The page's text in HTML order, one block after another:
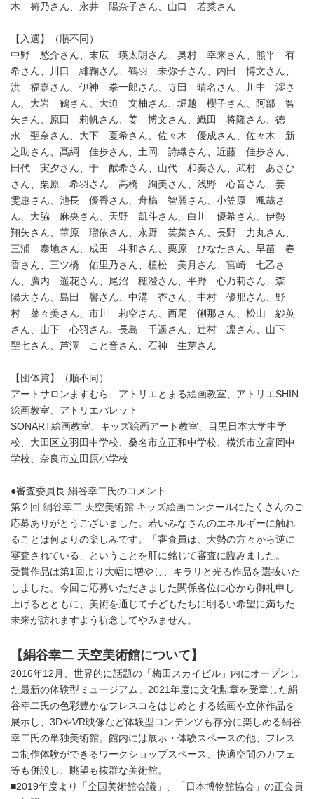
木 祷乃さん、永井 陽奈子さん、山口 若菜さん
【入選】（順不同）
中野 愁介さん、末広 瑛太朗さん、奥村 幸来さん、熊平 有
希さん、川口 緋鞠さん、鶴羽 未弥子さん、内田 博文さん、
洪 福嘉さん、伊神 拳一郎さん、寺田 晴名さん、川中 澪さ
ん、大岩 鶴さん、大迫 文柚さん、堀越 櫻子さん、阿部 智
矢さん、原田 莉帆さん、姜 博文さん、織田 将隆さん、徳
永 聖奈さん、大下 夏希さん、佐々木 優成さん、佐々木 新
之助さん、髙綱 佳歩さん、土岡 詩織さん、近藤 佳歩さん、
田代 実夕さん、于 猷希さん、山代 和奏さん、武村 あさひ
さん、栗原 希羽さん、高橋 絢美さん、浅野 心音さん、姜
雯惠さん、池長 優香さん、舟槗 智麗さん、小笠原 颯哉さ
ん、大脇 麻央さん、天野 凱斗さん、白川 優希さん、伊勢
翔矢さん、華原 瑠依さん、永野 英菜さん、長野 力丸さん、
三浦 泰地さん、成田 斗和さん、栗原 ひなたさん、早苗 春
香さん、三ツ橋 佑里乃さん、植松 美月さん、宮崎 七乙さ
ん、廣内 遥花さん、尾沼 穂澄さん、平野 心乃莉さん、森
陽大さん、島田 響さん、中溝 杏さん、中村 優那さん、野
村 菜々美さん、市川 莉空さん、西尾 俐那さん、松山 紗英
さん、山下 心羽さん、長島 千遥さん、辻村 凛さん、山下
聖七さん、芦澤 こと音さん、石神 生芽さん
【団体賞】（順不同）
アートサロンますむら、アトリエとまる絵画教室、アトリエSHIN
絵画教室、アトリエパレット
SONART絵画教室、キッズ絵画アート教室、目黒日本大学中学
校、大田区立羽田中学校、桑名市立正和中学校、横浜市立富岡中
学校、奈良市立田原小学校
●審査委員長 絹谷幸二氏のコメント
第２回 絹谷幸二 天空美術館 キッズ絵画コンクールにたくさんのご
応募ありがとうございました。若いみなさんのエネルギーに触れ
ることは何よりの楽しみです。「審査員は、大勢の方々から逆に
審査されている」ということを肝に銘じて審査に臨みました。
受賞作品は第1回より大幅に増やし、キラリと光る作品を選抜いた
しました。今回ご応募いただきました関係各位に心から御礼申し
上げるとともに、美術を通じて子どもたちに明るい希望に満ちた
未来が訪れますよう祈念してやみません。
【絹谷幸二 天空美術館について】
2016年12月、世界的に話題の「梅田スカイビル」内にオープンし
た最新の体験型ミュージアム。2021年度に文化勲章を受章した絹
谷幸二氏の色彩豊かなフレスコをはじめとする絵画や立体作品を
展示し、3DやVR映像など体験型コンテンツも存分に楽しめる絹谷
幸二氏の単独美術館。館内には展示・体験スペースの他、フレス
コ制作体験ができるワークショップスペース、快適空間のカフェ
等も併設し、眺望も抜群な美術館。
■2019年度より「全国美術館会議」、「日本博物館協会」の正会員